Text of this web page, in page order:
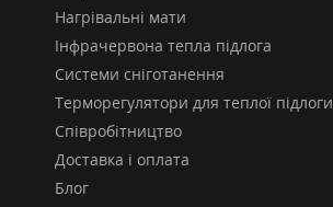
Нагрівальні мати
Інфрачервона тепла підлога
Системи сніготанення
Терморегулятори для теплої підлоги
Співробітництво
Доставка і оплата
Блог